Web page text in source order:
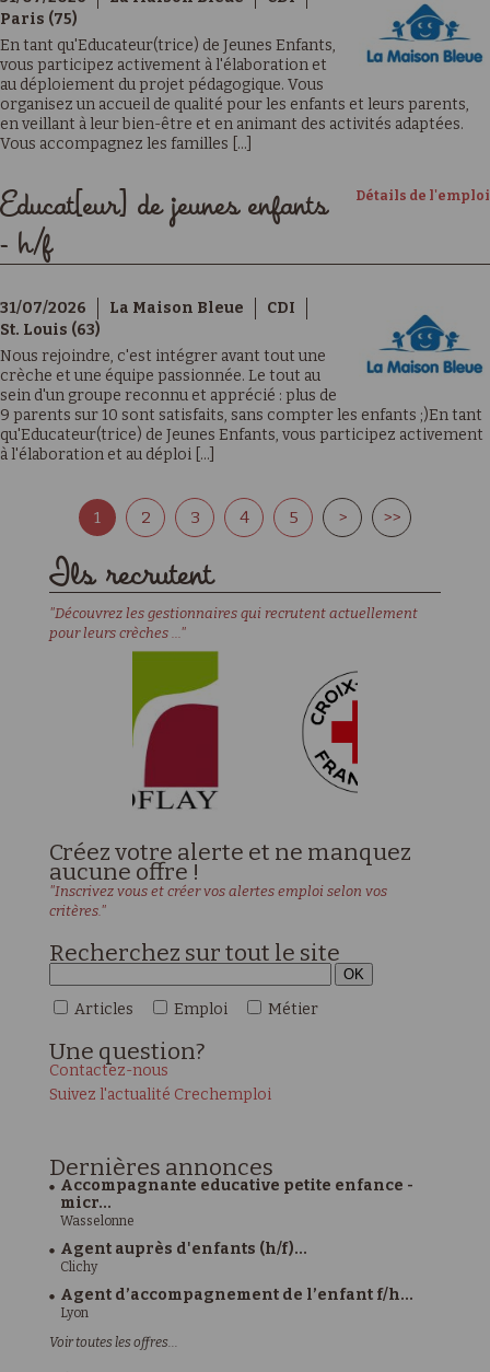
Paris (75)
En tant qu'Educateur(trice) de Jeunes Enfants,
vous participez activement à l'élaboration et
au déploiement du projet pédagogique. Vous
organisez un accueil de qualité pour les enfants et leurs parents,
en veillant à leur bien-être et en animant des activités adaptées.
Vous accompagnez les familles [...]
Détails de l'emploi
Educat[eur] de jeunes enfants
- h/f
31/07/2026 La Maison Bleue
CDI
St. Louis (63)
Nous rejoindre, c'est intégrer avant tout une
crèche et une équipe passionnée. Le tout au
sein d'un groupe reconnu et apprécié : plus de
9 parents sur 10 sont satisfaits, sans compter les enfants ;)En tant
qu'Educateur(trice) de Jeunes Enfants, vous participez activement
à l'élaboration et au déploi [...]
1 2 3 4 5 > >>
Ils recrutent
"Découvrez les gestionnaires qui recrutent actuellement
pour leurs crèches ..."
Créez votre alerte et ne manquez
aucune offre !
"Inscrivez vous et créer vos alertes emploi selon vos
critères."
Recherchez sur tout le site
Articles Emploi Métier
Une question?
Contactez-nous
Suivez l'actualité Crechemploi
Dernières annonces
Accompagnante educative petite enfance -
micr...
Wasselonne
Agent auprès d'enfants (h/f)...
Clichy
Agent d’accompagnement de l’enfant f/h...
Lyon
Voir toutes les offres...